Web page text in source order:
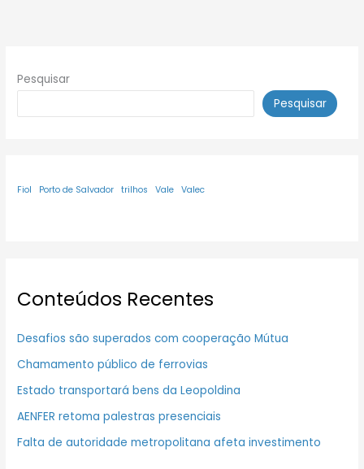
Pesquisar
Pesquisar
Fiol Porto de Salvador trilhos Vale Valec
Conteúdos Recentes
Desafios são superados com cooperação Mútua
Chamamento público de ferrovias
Estado transportará bens da Leopoldina
AENFER retoma palestras presenciais
Falta de autoridade metropolitana afeta investimento